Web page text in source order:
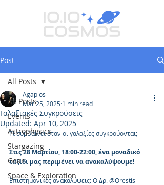
Post
All Posts
Events
Astrophysics
Stargazing
Gear
Space & Exploration
All Posts
Γαλαξιακές Συγκρούσεις
Agapios
Mar 25, 2025 1 min read
Updated: Apr 10, 2025
Τι συμβαίνει όταν οι γαλαξίες συγκρούονται;
Στις 28 Μαρτίου, 18:00-22:00, ένα μοναδικό
ταξίδι μας περιμένει να ανακαλύψουμε!
Επιστημονικές ανακαλύψεις: Ο Δρ. @Orestis